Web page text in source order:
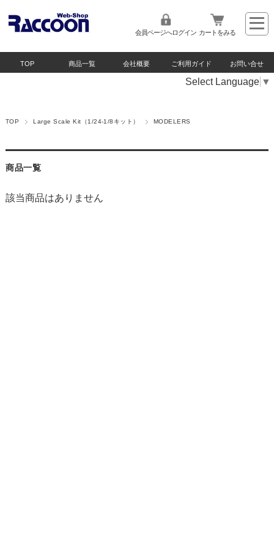
会員ページへログイン カートをみる
TOP 商品一覧 会社概要 ご利用ガイド お問い合せ
Select Language ▼
TOP Large Scale Kit（1/24-1/8キット） MODELERS
商品一覧
該当商品はありません